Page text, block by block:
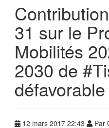
31 sur le
Mobilités
2030 de
défavorable
12 mars 2017 22:43 Par